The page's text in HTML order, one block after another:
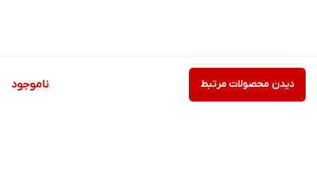
ناموجود دیدن محصولات مرتبط